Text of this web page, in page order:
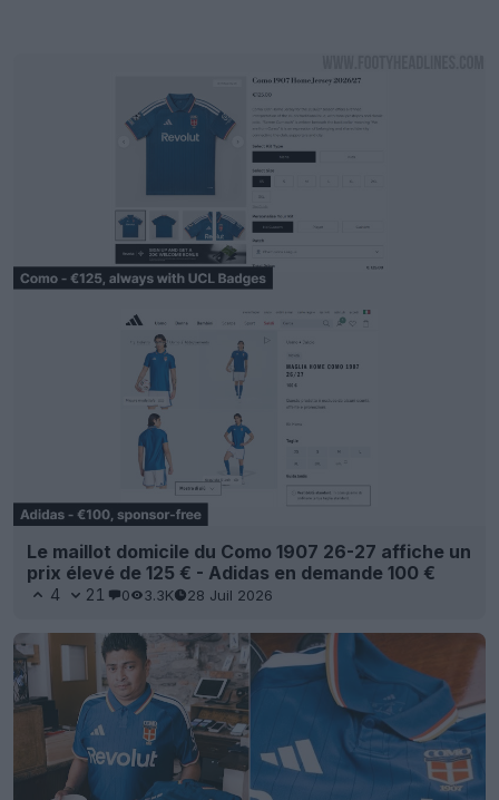
Le maillot domicile du Como 1907 26-27 affiche un
prix élevé de 125 € - Adidas en demande 100 €
4 21 0 3.3K 28 Juil 2026